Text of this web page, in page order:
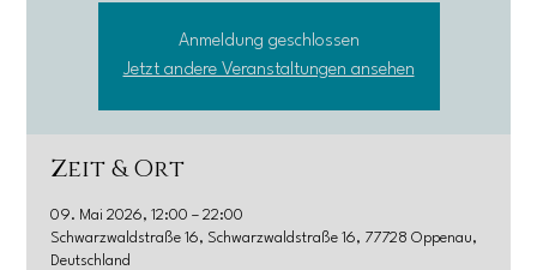
Anmeldung geschlossen
Jetzt andere Veranstaltungen ansehen
Zeit & Ort
09. Mai 2026, 12:00 – 22:00
Schwarzwaldstraße 16, Schwarzwaldstraße 16, 77728 Oppenau,
Deutschland